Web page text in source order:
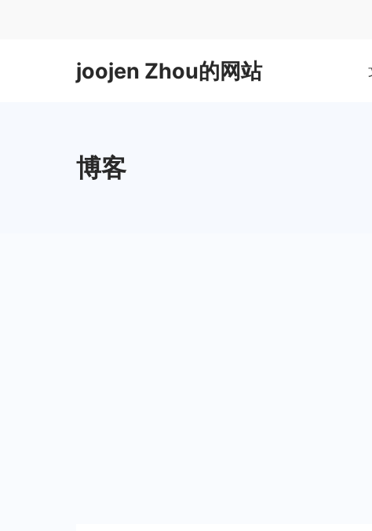
joojen Zhou的网站
博客